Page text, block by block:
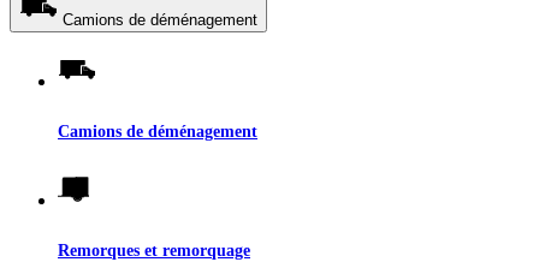
Camions de déménagement
Camions de déménagement
Remorques et remorquage